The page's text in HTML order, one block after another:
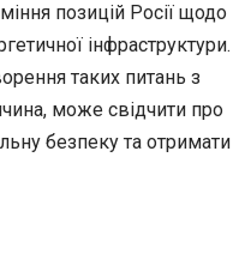
позицій Росії щодо
інфраструктури.
таких питань з
може свідчити про
безпеку та отримати